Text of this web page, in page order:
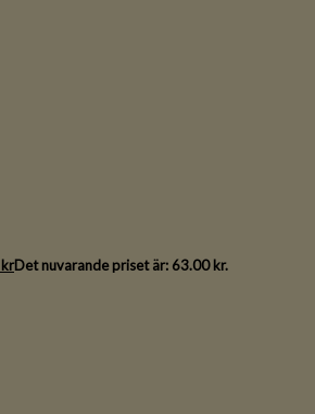
krDet nuvarande priset är: 63.00 kr.